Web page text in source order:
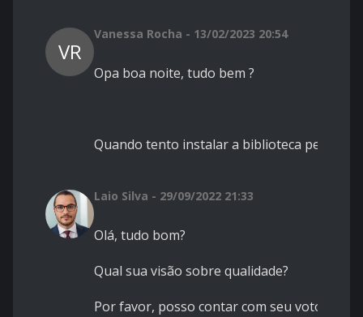
VR
Vanessa Rocha - 13/02/2023 20:54
Opa boa noite, tudo bem ?
Quando tento instalar a biblioteca pelo
Laio Silva - 29/09/2022 21:33
Olá, tudo bom?
Qual sua visão sobre qualidade?
Por favor, posso contar com seu voto no